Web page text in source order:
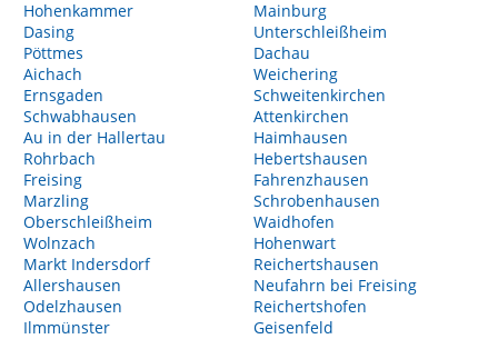
Hohenkammer
Dasing
Pöttmes
Aichach
Ernsgaden
Schwabhausen
Au in der Hallertau
Rohrbach
Freising
Marzling
Oberschleißheim
Wolnzach
Markt Indersdorf
Allershausen
Odelzhausen
Ilmmünster
Mainburg
Unterschleißheim
Dachau
Weichering
Schweitenkirchen
Attenkirchen
Haimhausen
Hebertshausen
Fahrenzhausen
Schrobenhausen
Waidhofen
Hohenwart
Reichertshausen
Neufahrn bei Freising
Reichertshofen
Geisenfeld